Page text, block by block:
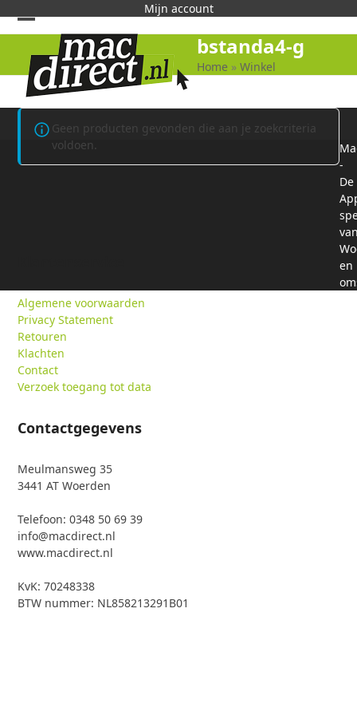
Mijn account
Open
mobile
menu
Close
mobile
menu
bstanda4-g
Home »Winkel
Geen producten gevonden die aan je zoekcriteria
voldoen.
Algemene voorwaarden
Privacy Statement
Retouren
Klachten
Contact
Verzoek toegang tot data
Contactgegevens
Meulmansweg 35
3441 AT Woerden
Telefoon: 0348 50 69 39
info@macdirect.nl
www.macdirect.nl
KvK: 70248338
BTW nummer: NL858213291B01
-
De
en